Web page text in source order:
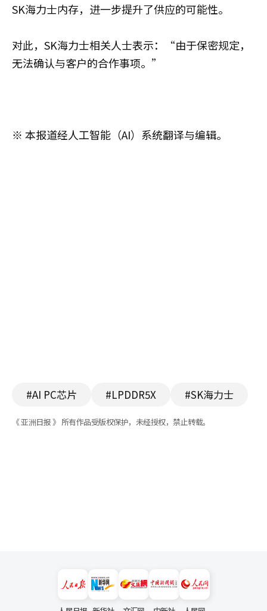
SK海力士内存，进一步提升了供应的可能性。
对此，SK海力士相关人士表示：“由于保密规定，
无法确认与客户的合作事项。”
※ 本报道经人工智能（AI）系统翻译与编辑。
#AI PC芯片 #LPDDR5X #SK海力士
《 亚洲日报 》 所有作品受版权保护，未经授权，禁止转载。